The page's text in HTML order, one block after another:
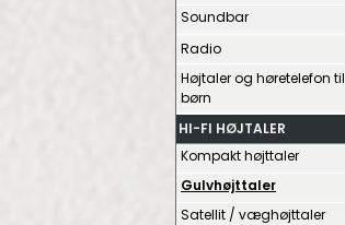
Soundbar
Radio
Højtaler og høretelefon til
børn
HI-FI HØJTALER
Kompakt højttaler
Gulvhøjttaler
Satellit / væghøjttaler